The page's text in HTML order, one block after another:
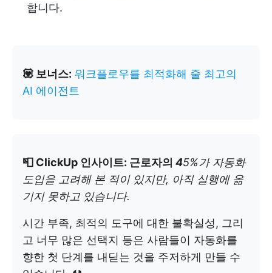
합니다.
💟 보너스: 워크플로우를 최적화해 줄 최고의
AI 에이전트
📮 ClickUp 인사이트: 근로자의 45%가 자동화
도입을 고려해 본 적이 있지만, 아직 실행에 옮
기지 못하고 있습니다.
시간 부족, 최적의 도구에 대한 불확실성, 그리
고 너무 많은 선택지 등은 사람들이 자동화를
향한 첫 단계를 내딛는 것을 주저하게 만들 수